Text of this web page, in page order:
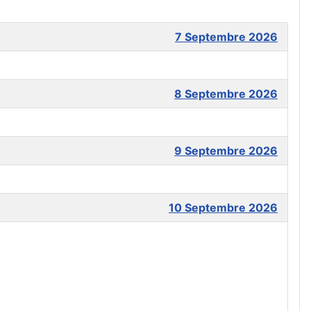
7 Septembre 2026
8 Septembre 2026
9 Septembre 2026
10 Septembre 2026